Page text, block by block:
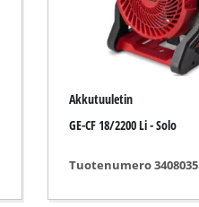
pensasleikkurit
Akkutuuletin
GE-CF 18/2200 Li - Solo
Tuotenumero 3408035